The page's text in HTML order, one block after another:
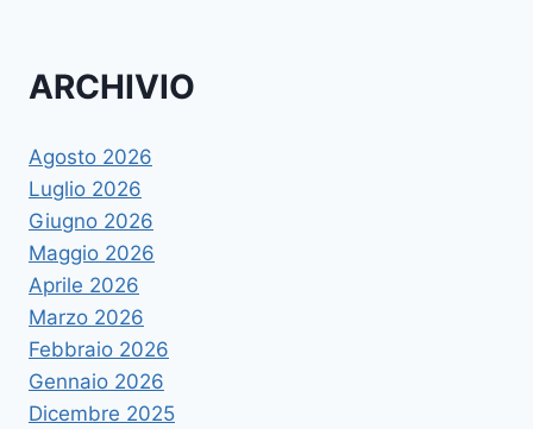
ARCHIVIO
Agosto 2026
Luglio 2026
Giugno 2026
Maggio 2026
Aprile 2026
Marzo 2026
Febbraio 2026
Gennaio 2026
Dicembre 2025